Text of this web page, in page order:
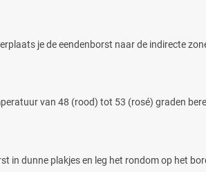
je de eendenborst naar de indirecte
van 48 (rood) tot 53 (rosé) graden
in dunne plakjes en leg het rondom op het